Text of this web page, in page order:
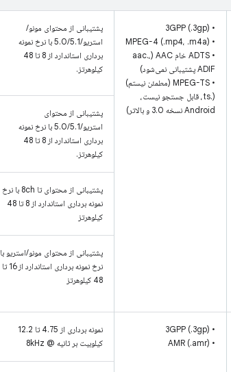
• 3GPP (.3gp)
• MPEG-4 (.mp4، .m4a)
• ADTS خام AAC (aac.،
ADIF پشتیبانی نمی‌شود)
• MPEG-TS (مطمئن نیستم)
(.ts، قابل جستجو نیست،
Android نسخه 3.0 و بالاتر)
پشتیبانی از محتوای مونو/
استریو/5.0/5.1 با نرخ نمونه
برداری استاندارد از 8 تا 48
کیلوهرتز.
پشتیبانی از محتوای
استریو/5.0/5.1 با نرخ نمونه
برداری استاندارد از 8 تا 48
کیلوهرتز.
پشتیبانی از محتوای تا 8ch با نرخ
نمونه برداری استاندارد از 8 تا 48
کیلوهرتز
پشتیبانی از محتوای مونو/استریو با
نرخ نمونه برداری استاندارد از 16 تا
48 کیلوهرتز
• 3GPP (.3gp)
• AMR (.amr)
نمونه برداری از 4.75 تا 12.2
کیلوبیت بر ثانیه @ 8kHz